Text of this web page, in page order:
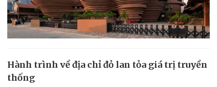
Hành trình về địa chỉ đỏ lan tỏa giá trị truyền
thống